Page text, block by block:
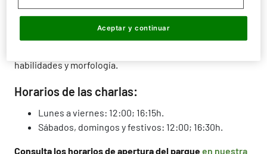
animales, ¡ven a nuestras charlas didácticas y conócelos
comprobar lo juguetones e increíblemente inteligentes
habilidades y morfología.
Horarios de las charlas:
Lunes a viernes: 12:00; 16:15h.
Sábados, domingos y festivos: 12:00; 16:30h.
Consulta los horarios de apertura del parqueen nuestra
Aceptar y continuar